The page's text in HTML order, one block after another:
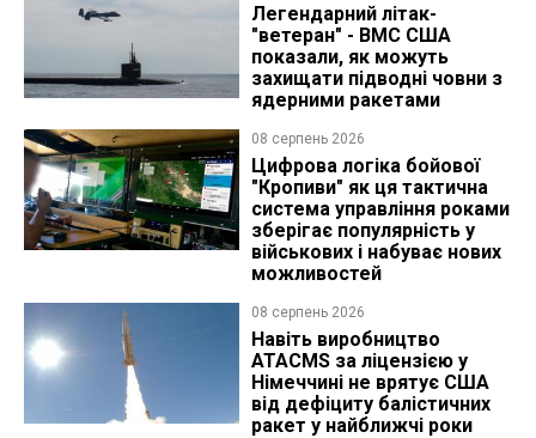
Легендарний літак-
"ветеран" - ВМС США
показали, як можуть
захищати підводні човни з
ядерними ракетами
08 серпень 2026
Цифрова логіка бойової
"Кропиви" як ця тактична
система управління роками
зберігає популярність у
військових і набуває нових
можливостей
08 серпень 2026
Навіть виробництво
ATACMS за ліцензією у
Німеччині не врятує США
від дефіциту балістичних
ракет у найближчі роки